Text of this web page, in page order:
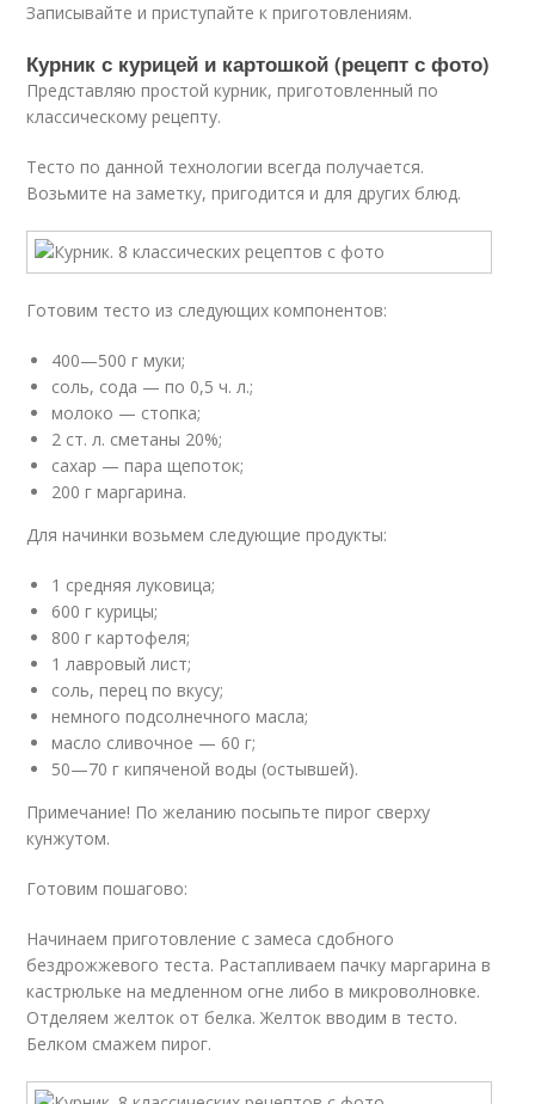
Записывайте и приступайте к приготовлениям.
Курник с курицей и картошкой (рецепт с фото)
Представляю простой курник, приготовленный по
классическому рецепту.
Тесто по данной технологии всегда получается.
Возьмите на заметку, пригодится и для других блюд.
Готовим тесто из следующих компонентов:
400—500 г муки;
соль, сода — по 0,5 ч. л.;
молоко — стопка;
2 ст. л. сметаны 20%;
сахар — пара щепоток;
200 г маргарина.
Для начинки возьмем следующие продукты:
1 средняя луковица;
600 г курицы;
800 г картофеля;
1 лавровый лист;
соль, перец по вкусу;
немного подсолнечного масла;
масло сливочное — 60 г;
50—70 г кипяченой воды (остывшей).
Примечание! По желанию посыпьте пирог сверху
кунжутом.
Готовим пошагово:
Начинаем приготовление с замеса сдобного
бездрожжевого теста. Растапливаем пачку маргарина в
кастрюльке на медленном огне либо в микроволновке.
Отделяем желток от белка. Желток вводим в тесто.
Белком смажем пирог.